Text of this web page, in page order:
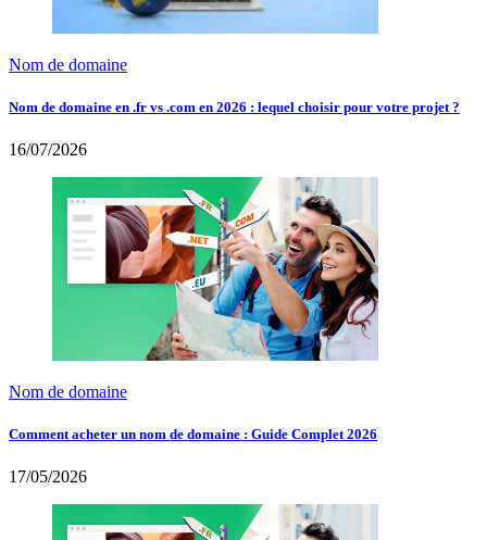
Nom de domaine
Nom de domaine en .fr vs .com en 2026 : lequel choisir pour votre projet ?
16/07/2026
Nom de domaine
Comment acheter un nom de domaine : Guide Complet 2026
17/05/2026